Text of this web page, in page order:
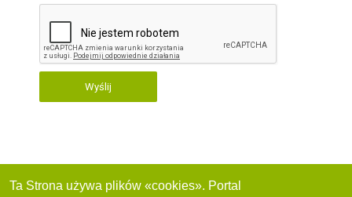
Wyślij
Ta Strona używa plików «cookies». Portal